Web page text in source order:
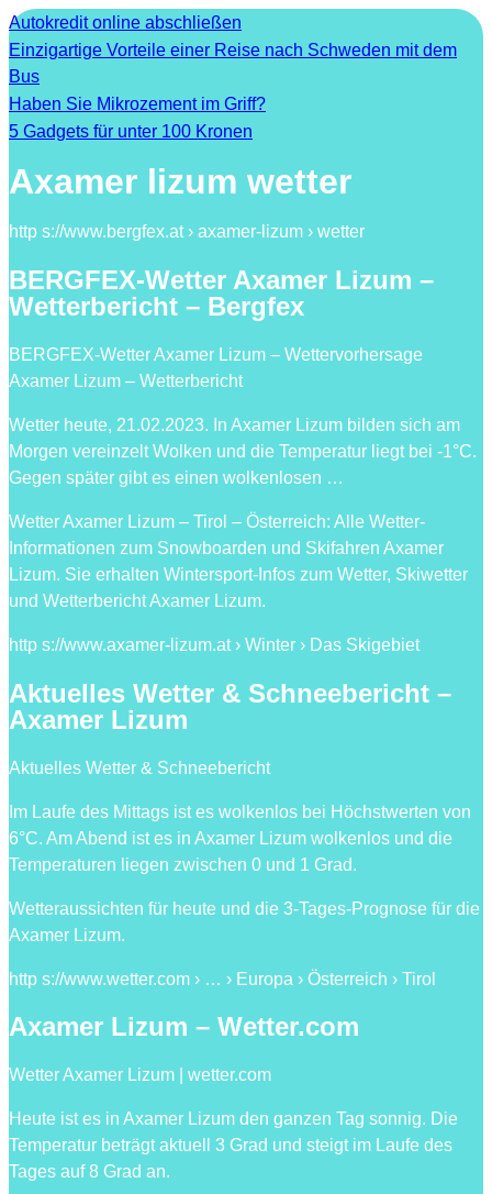
Autokredit online abschließen
Einzigartige Vorteile einer Reise nach Schweden mit dem
Bus
Haben Sie Mikrozement im Griff?
5 Gadgets für unter 100 Kronen
Axamer lizum wetter
http s://www.bergfex.at › axamer-lizum › wetter
BERGFEX-Wetter Axamer Lizum –
Wetterbericht – Bergfex
BERGFEX-Wetter Axamer Lizum – Wettervorhersage
Axamer Lizum – Wetterbericht
Wetter heute, 21.02.2023. In Axamer Lizum bilden sich am
Morgen vereinzelt Wolken und die Temperatur liegt bei -1°C.
Gegen später gibt es einen wolkenlosen …
Wetter Axamer Lizum – Tirol – Österreich: Alle Wetter-
Informationen zum Snowboarden und Skifahren Axamer
Lizum. Sie erhalten Wintersport-Infos zum Wetter, Skiwetter
und Wetterbericht Axamer Lizum.
http s://www.axamer-lizum.at › Winter › Das Skigebiet
Aktuelles Wetter & Schneebericht –
Axamer Lizum
Aktuelles Wetter & Schneebericht
Im Laufe des Mittags ist es wolkenlos bei Höchstwerten von
6°C. Am Abend ist es in Axamer Lizum wolkenlos und die
Temperaturen liegen zwischen 0 und 1 Grad.
Wetteraussichten für heute und die 3-Tages-Prognose für die
Axamer Lizum.
http s://www.wetter.com › … › Europa › Österreich › Tirol
Axamer Lizum – Wetter.com
Wetter Axamer Lizum | wetter.com
Heute ist es in Axamer Lizum den ganzen Tag sonnig. Die
Temperatur beträgt aktuell 3 Grad und steigt im Laufe des
Tages auf 8 Grad an.